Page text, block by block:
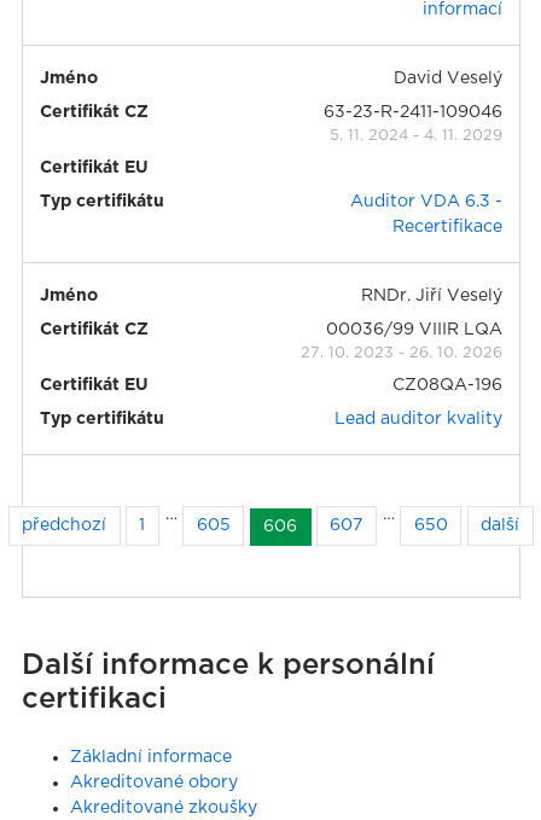
informací
Jméno
David Veselý
Certifikát CZ
63-23-R-2411-109046
5. 11. 2024- 4. 11. 2029
Certifikát EU
Typ certifikátu
Auditor VDA 6.3 -
Recertifikace
Jméno
RNDr. Jiří Veselý
Certifikát CZ
00036/99 VIIIR LQA
27. 10. 2023 - 26. 10. 2026
Certifikát EU
CZ08QA-196
Typ certifikátu
Lead auditor kvality
předchozí 1
…
605 606 607
…
650 další
Další informace k personální
certifikaci
Základní informace
Akreditované obory
Akreditované zkoušky